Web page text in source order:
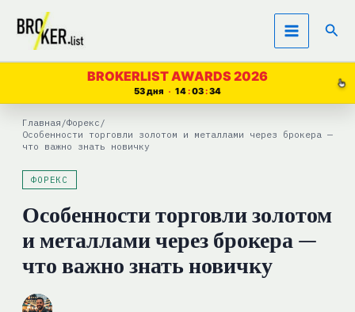
Перейти
содержимому
BROKERLIST AWARDS 2026
53 дня 14 03 33
Главная /Форекс /
Особенности торговли золотом и металлами через брокера —
что важно знать новичку
ФОРЕКС
Особенности торговли золотом
и металлами через брокера —
что важно знать новичку